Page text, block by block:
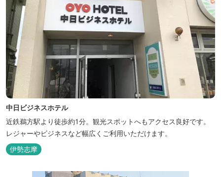
中日ビジネスホテル
近鉄鵜方駅より徒歩約1分。観光スポットへもアクセス良好です。
レジャーやビジネスなど幅広くご利用いただけます。
伊勢志摩